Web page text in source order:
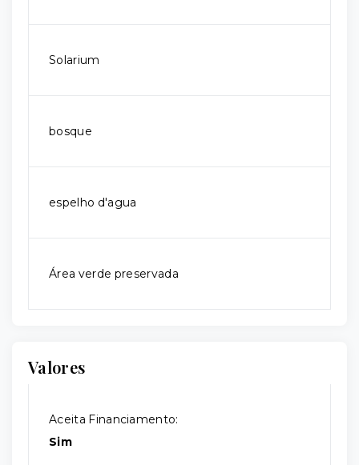
Solarium
bosque
espelho d'agua
Área verde preservada
Valores
Aceita Financiamento:
Sim